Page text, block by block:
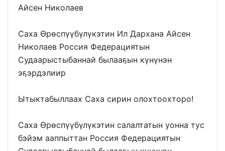
Айсен Николаев
Саха Өрөспүүбүлүкэтин Ил Дархана Айсен
Николаев Россия Федерациятын
Судаарыстыбаннай былааҕын күнүнэн
эҕэрдэлиир
Ытыктабыллаах Саха сирин олохтоохторо!
Саха Өрөспүүбүлүкэтин салалтатын уонна тус
бэйэм ааппыттан Россия Федерациятын